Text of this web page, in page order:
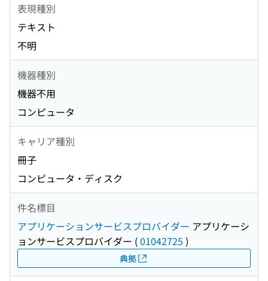
表現種別
テキスト
不明
機器種別
機器不用
コンピュータ
キャリア種別
冊子
コンピュータ・ディスク
件名標目
アプリケーションサービスプロバイダー アプリケーシ
ョンサービスプロバイダー (01042725 )
典拠